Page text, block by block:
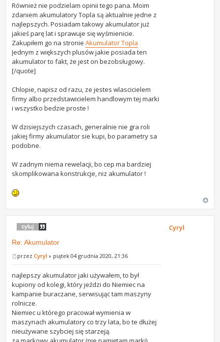
Również nie podzielam opinii tego pana. Moim
zdaniem akumulatory Topla są aktualnie jedne z
najlepszych. Posiadam takowy akumulator już
jakieś parę lat i sprawuje się wyśmienicie.
Zakupiłem go na stronieAkumulator Topla
Jednym z większych plusów jakie posiada ten
akumulator to fakt, że jest on bezobsługowy.
[/quote]
Chlopie, napisz od razu, ze jestes wlascicielem
firmy albo przedstawicielem handlowym tej marki
i wszystko bedzie proste !
W dzisiejszych czasach, generalnie nie gra roli
jakiej firmy akumulator sie kupi, bo parametry sa
podobne.
W zadnym niema rewelacji, bo cep ma bardziej
skomplikowana konstrukcje, niz akumulator !
Re: Akumulator
przezCyryl » piątek 04 grudnia 2020, 21:36
najlepszy akumulator jaki używałem, to był
kupiony od kolegi, który jeździ do Niemiec na
kampanie buraczane, serwisując tam maszyny
rolnicze.
Niemiec u którego pracował wymienia w
maszynach akumulatory co trzy lata, bo te dłużej
nieużywane szybciej się starzeją.
Cyryl